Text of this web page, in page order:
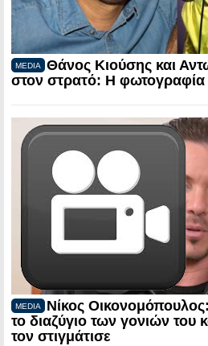
MEDIA
Θάνος Κιούσης και
στον στρατό: Η
MEDIA
Νίκος
το διαζύγιο των γονιών του
τον στιγμάτισε